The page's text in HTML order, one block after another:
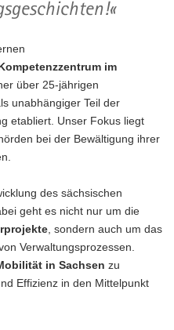
im
über 25-jährigen
unabhängiger Teil der
etabliert. Unser Fokus liegt
bei der Bewältigung ihrer
des sächsischen
geht es nicht nur um die
, sondern auch um das
Verwaltungsprozessen.
in Sachsen zu
Effizienz in den Mittelpunkt